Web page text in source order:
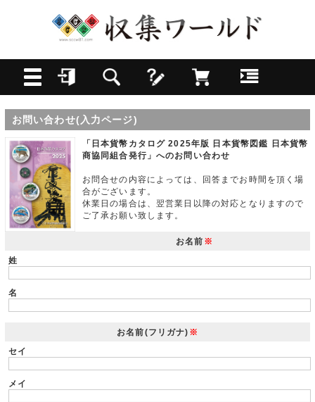
お問い合わせ(入力ページ)
「日本貨幣カタログ 2025年版 日本貨幣図鑑 日本貨幣
商協同組合発行」へのお問い合わせ
お問合せの内容によっては、回答までお時間を頂く場
合がございます。
休業日の場合は、翌営業日以降の対応となりますので
ご了承お願い致します。
お名前 ※
姓
名
お名前(フリガナ) ※
セイ
メイ